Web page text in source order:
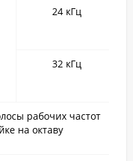
24 кГц
32 кГц
рабочих частот
на октаву